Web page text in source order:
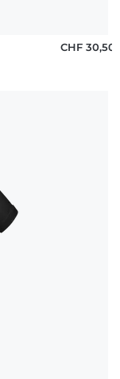
CHF 30,50